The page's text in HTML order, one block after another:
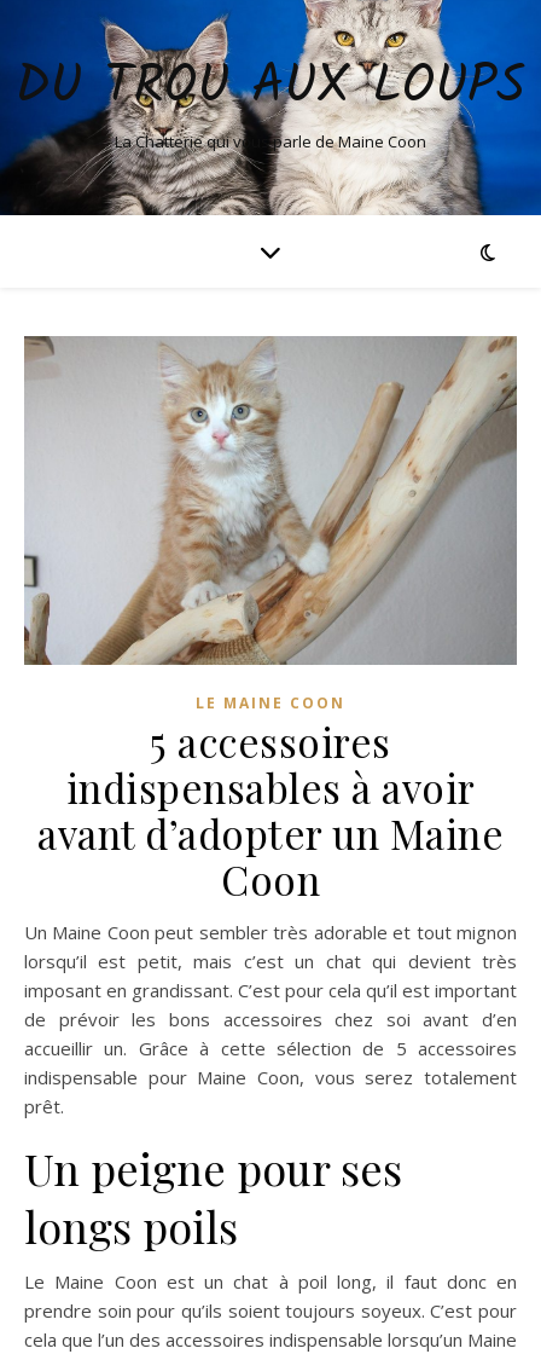
DU TROU AUX LOUPS
La Chatterie qui vous parle de Maine Coon
LE MAINE COON
5 accessoires
indispensables à avoir
avant d’adopter un Maine
Coon
Un Maine Coon peut sembler très adorable et tout mignon
lorsqu’il est petit, mais c’est un chat qui devient très
imposant en grandissant. C’est pour cela qu’il est important
de prévoir les bons accessoires chez soi avant d’en
accueillir un. Grâce à cette sélection de 5 accessoires
indispensable pour Maine Coon, vous serez totalement
prêt.
Un peigne pour ses
longs poils
Le Maine Coon est un chat à poil long, il faut donc en
prendre soin pour qu’ils soient toujours soyeux. C’est pour
cela que l’un des accessoires indispensable lorsqu’un Maine